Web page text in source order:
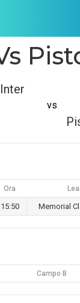
Inter
vs
Ora
15:50 Memorial
Campo B